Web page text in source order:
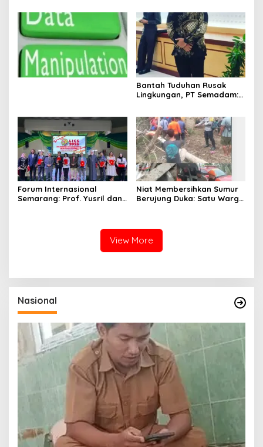
MBG Disalurkan ke Guru &
Pesantren
Dana BOS & Paket Makan
Bergizi
Bantah Tuduhan Rusak
Lingkungan, PT Semadam:
Tidak Bersalah
Forum Internasional
Semarang: Prof. Yusril dan
Hukum Global Lawan TPPO,
Lindungi Perempuan dan
Niat Membersihkan Sumur
Berujung Duka: Satu Warga
Intensif
View More
Nasional